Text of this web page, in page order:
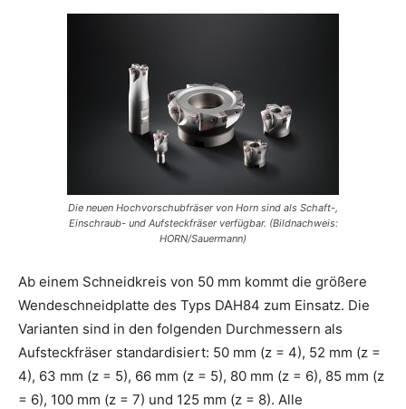
Die neuen Hochvorschubfräser von Horn sind als Schaft-,
Einschraub- und Aufsteckfräser verfügbar. (Bildnachweis:
HORN/Sauermann)
Ab einem Schneidkreis von 50 mm kommt die größere
Wendeschneidplatte des Typs DAH84 zum Einsatz. Die
Varianten sind in den folgenden Durchmessern als
Aufsteckfräser standardisiert: 50 mm (z = 4), 52 mm (z =
4), 63 mm (z = 5), 66 mm (z = 5), 80 mm (z = 6), 85 mm (z
= 6), 100 mm (z = 7) und 125 mm (z = 8). Alle